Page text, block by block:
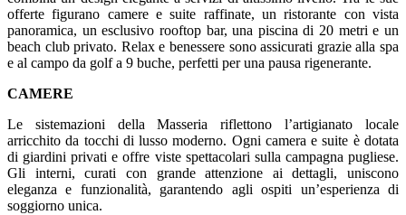
offerte figurano camere e suite raffinate, un ristorante con vista
panoramica, un esclusivo rooftop bar, una piscina di 20 metri e un
beach club privato. Relax e benessere sono assicurati grazie alla spa
e al campo da golf a 9 buche, perfetti per una pausa rigenerante.
CAMERE
Le sistemazioni della Masseria riflettono l’artigianato locale
arricchito da tocchi di lusso moderno. Ogni camera e suite è dotata
di giardini privati e offre viste spettacolari sulla campagna pugliese.
Gli interni, curati con grande attenzione ai dettagli, uniscono
eleganza e funzionalità, garantendo agli ospiti un’esperienza di
soggiorno unica.